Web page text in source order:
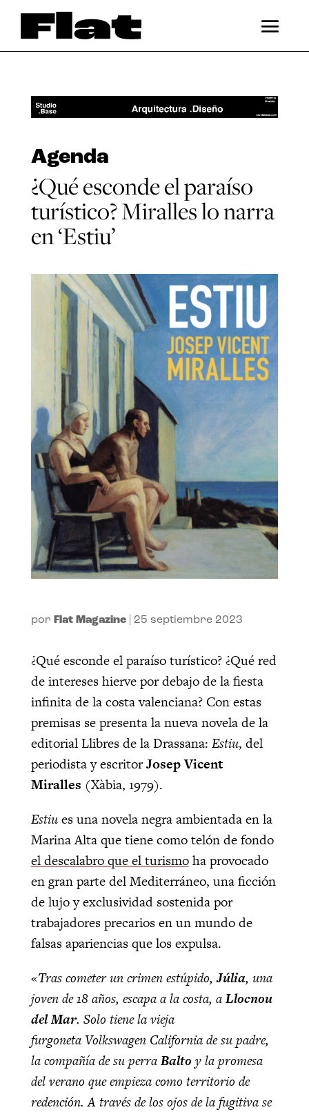
Agenda
¿Qué esconde el paraíso
turístico? Miralles lo narra
en ‘Estiu’
por Flat Magazine| 25 septiembre 2023
¿Qué esconde el paraíso turístico? ¿Qué red
de intereses hierve por debajo de la fiesta
infinita de la costa valenciana? Con estas
premisas se presenta la nueva novela de la
editorial Llibres de la Drassana: Estiu, del
periodista y escritorJosep Vicent
Miralles (Xàbia, 1979).
Estiues una novela negra ambientada en la
Marina Alta que tiene como telón de fondo
el descalabro que el turismoha provocado
en gran parte del Mediterráneo, una ficción
de lujo y exclusividad sostenida por
trabajadores precarios en un mundo de
falsas apariencias que los expulsa.
«Tras cometer un crimen estúpido,Júlia, una
joven de 18 años, escapa a la costa, aLlocnou
del Mar. Solo tiene la vieja
furgoneta Volkswagen California de su padre,
la compañía de su perraBalto y la promesa
del verano que empieza como territorio de
redención. A través de los ojos de la fugitiva se